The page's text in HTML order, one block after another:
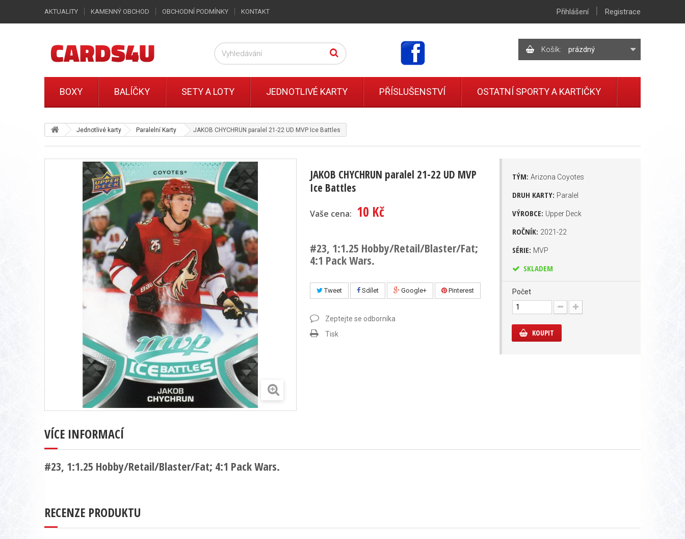
Jednotlivé karty Paralelní Karty JAKOB CHYCHRUN paralel 21-22 UD MVP Ice Battles
JAKOB CHYCHRUN paralel 21-22 UD MVP
Ice Battles
Vaše cena: 10 Kč
#23, 1:1.25 Hobby/Retail/Blaster/Fat;
4:1 Pack Wars.
Tweet Sdílet Google+ Pinterest
Zeptejte se odborníka
Tisk
TÝM: Arizona Coyotes
DRUH KARTY: Paralel
VÝROBCE: Upper Deck
ROČNÍK: 2021-22
SÉRIE: MVP
SKLADEM
Počet
KOUPIT
VÍCE INFORMACÍ
#23, 1:1.25 Hobby/Retail/Blaster/Fat; 4:1 Pack Wars.
RECENZE PRODUKTU
AKTUALITY KAMENNÝ OBCHOD OBCHODNÍ PODMÍNKY KONTAKT Přihlášení | Registrace
Košík: prázdný
BOXY BALÍČKY SETY A LOTY JEDNOTLIVÉ KARTY PŘÍSLUŠENSTVÍ OSTATNÍ SPORTY A KARTIČKY